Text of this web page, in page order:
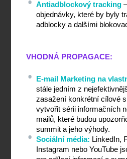
Antiadblockový tracking
objednávky, které by byly
adblocky a dalšími
VHODNÁ PROPAGACE:
E-mail Marketing na
stále jedním z
zasažení konkrétní cílové
vytvořit sérii informačních
mailů, které budou
summit a jeho výhody.
Sociální média: LinkedIn,
Instagram nebo YouTube